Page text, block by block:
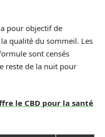
pour objectif de
qualité du sommeil. Les
sont censés
reste de la nuit pour
le CBD pour la santé